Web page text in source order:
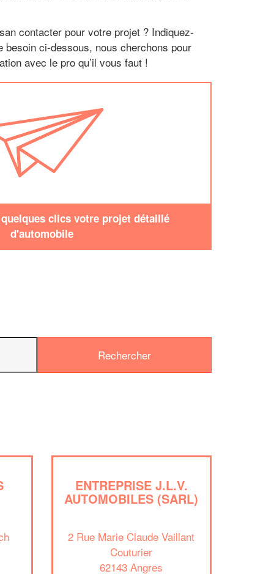
contacter pour votre projet ? Indiquez-
besoin ci-dessous, nous cherchons pour
avec le pro qu’il vous faut !
clics votre projet détaillé
d'automobile
ENTREPRISE J.L.V.
AUTOMOBILES (SARL)
2 Rue Marie Claude Vaillant
Couturier
62143 Angres
professionnel ?
Augmentez votre chiffre
vosmargestout en gagnant de